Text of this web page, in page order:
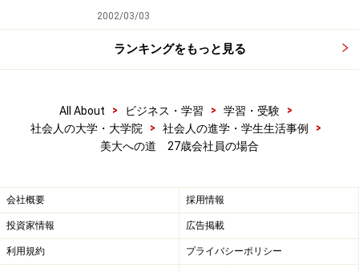
あの経験が今の私の一部となっていますし、もしあのま
ま進学をせずにあきらめていたら、と思うとゾッとしま
読者Aさん：「高校時代、家庭の事情で美大受験・進学
をあきらめた経験があるのです。30代になって、夢を捨
た。」
メールから察すると、美大への憧れや、絵に関する基礎
2002/03/03
ランキングをもっと見る
All About > ビジネス・学習 > 学習・受験
>
社会人の大学・大学院
> 社会人の進学・学生生活事例
>
美大への道 27歳会社員の場合
会社概要 採用情報
投資家情報 広告掲載
利用規約 プライバシーポリシー